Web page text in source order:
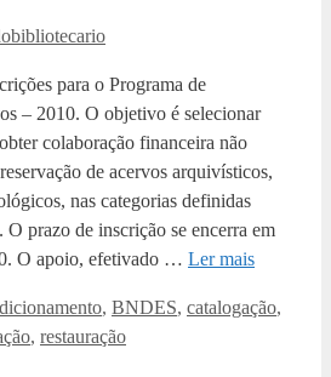
para o Programa de
– 2010. O objetivo é selecionar
colaboração financeira não
de acervos arquivísticos,
nas categorias definidas
O prazo de inscrição se encerra em
O apoio, efetivado … Ler mais
, BNDES, catalogação,
, restauração